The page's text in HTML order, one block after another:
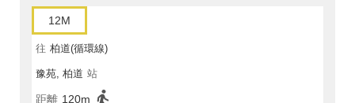
12M
往 柏道(循環線)
豫苑, 柏道 站
距離 120m